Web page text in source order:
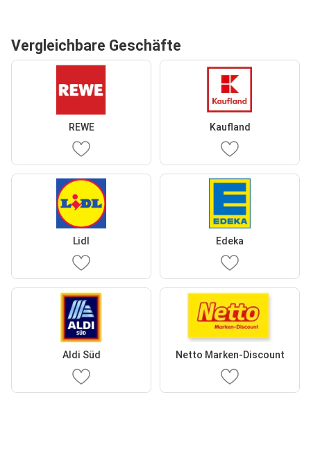
Vergleichbare Geschäfte
REWE Kaufland
Lidl Edeka
Aldi Süd Netto Marken-Discount